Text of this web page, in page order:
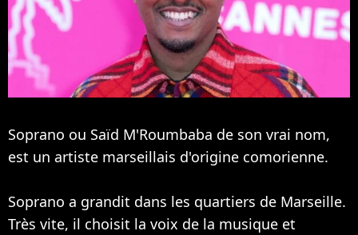
Soprano ou Saïd M'Roumbaba de son vrai nom,
est un artiste marseillais d'origine comorienne.
Soprano a grandit dans les quartiers de Marseille.
Très vite, il choisit la voix de la musique et